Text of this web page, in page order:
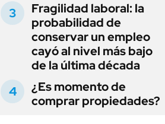
Fragilidad laboral: la
probabilidad de
conservar un empleo
cayó al nivel más bajo
de la última década
¿Es momento de
comprar propiedades?